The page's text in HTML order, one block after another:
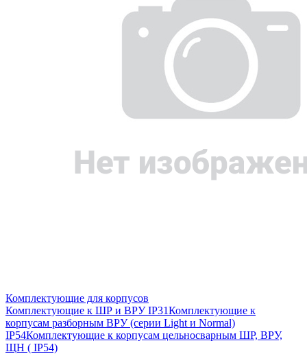
Комплектующие для корпусов
Комплектующие к ШР и ВРУ IP31Комплектующие к
корпусам разборным ВРУ (серии Light и Normal)
IP54Комплектующие к корпусам цельносварным ШР, ВРУ,
ЩН ( IP54)